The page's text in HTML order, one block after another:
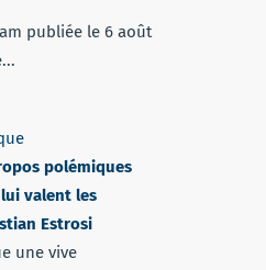
publiée le 6 août
polémiques
valent les
Estrosi
une vive